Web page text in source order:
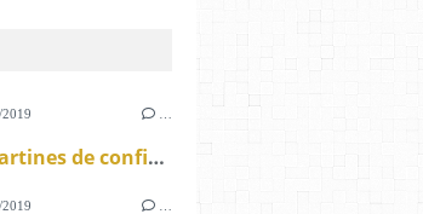
Mes tartines de confiture maison ( abricots aux Grisettes de Montpellier) .